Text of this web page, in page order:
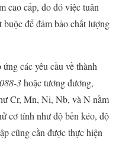
cao cấp, do đó việc tuân
để đảm bảo chất lượng
các yêu cầu về thành
3hoặc tương đương,
Cr, Mn, Ni, Nb, và N nằm
cơ tính như độ bền kéo, độ
cũng cần được thực hiện